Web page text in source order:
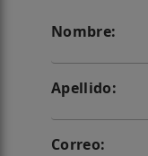
Nombre:
Apellido:
Correo: